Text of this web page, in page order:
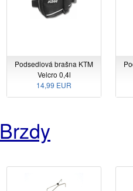
Podsedlová brašna KTM
Velcro 0,4l
14,99 EUR
Brzdy